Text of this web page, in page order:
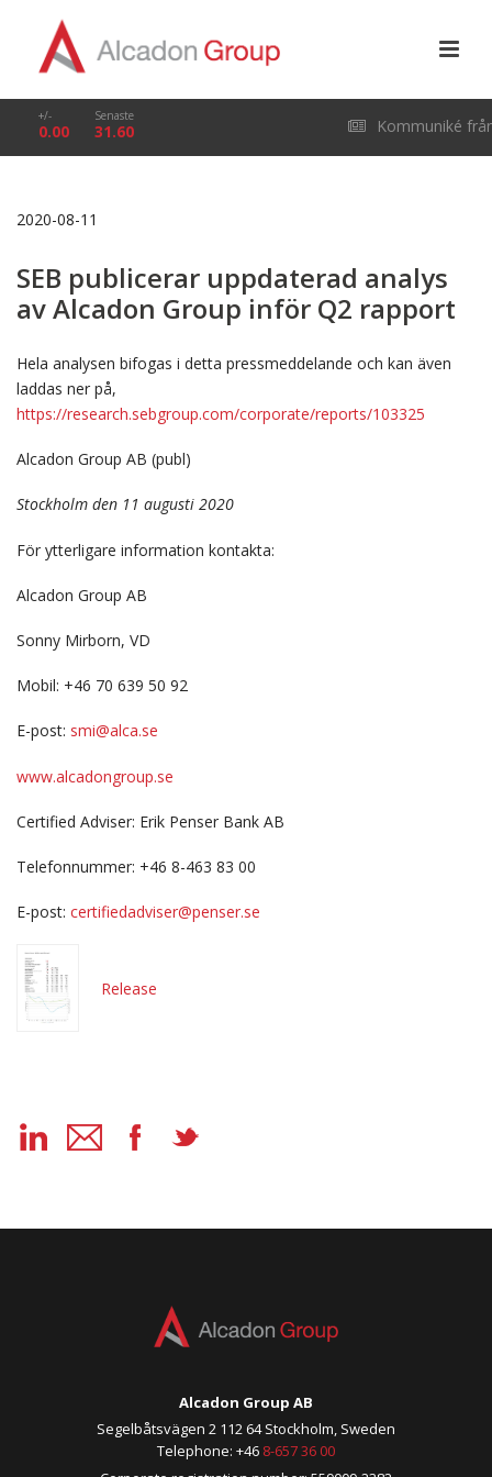
+/-
0.00
Senaste
31.60 Kommuniké
29 april 2026
2020-08-11
SEB publicerar uppdaterad analys
av Alcadon Group inför Q2 rapport
Hela analysen bifogas i detta pressmeddelande och kan även
laddas ner på,
https://research.sebgroup.com/corporate/reports/103325
Alcadon Group AB (publ)
Stockholm den 11 augusti 2020
För ytterligare information kontakta:
Alcadon Group AB
Sonny Mirborn, VD
Mobil: +46 70 639 50 92
E-post: smi@alca.se
www.alcadongroup.se
Certified Adviser: Erik Penser Bank AB
Telefonnummer: +46 8-463 83 00
E-post: certifiedadviser@penser.se
Release
Alcadon Group AB
Segelbåtsvägen 2 112 64 Stockholm, Sweden
Telephone: +46 8-657 36 00